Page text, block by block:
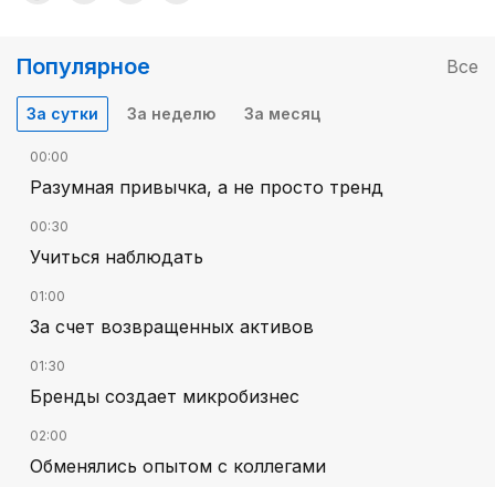
Популярное Все
За сутки За неделю За месяц
00:00
Разумная привычка, а не просто тренд
00:30
Учиться наблюдать
01:00
За счет возвращенных активов
01:30
Бренды создает микробизнес
02:00
Обменялись опытом с коллегами